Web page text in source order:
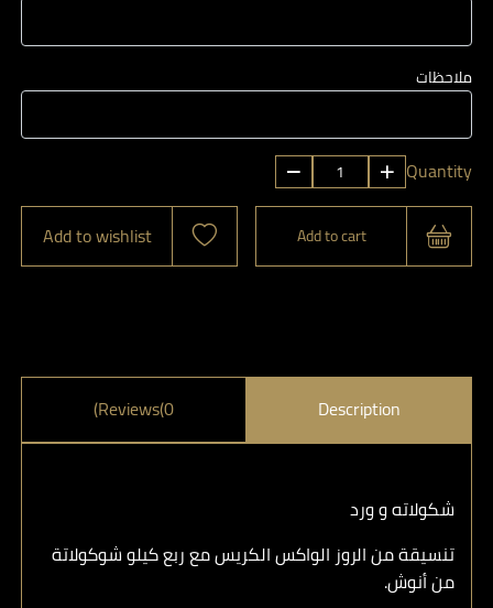
ملاحظات
Quantity
شكولاته
و
ورد
quantity
Add to cart
Add to wishlist
Description
Reviews(0)
شكولاته و ورد
تنسيقة من الروز الواكس الكريس مع ربع كيلو شوكولاتة
من أنوش.